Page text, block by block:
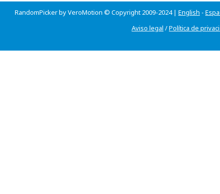
RandomPicker by VeroMotion © Copyright 2009-2024 | English -
Aviso legal /Política de